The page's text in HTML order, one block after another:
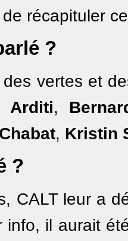
récapituler
?
vertes et
Arditi,
, Kristin
?
CALT leur a
info, il aurait